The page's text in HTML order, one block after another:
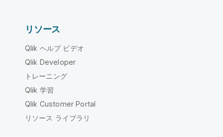
リソース
Qlik ヘルプ ビデオ
Qlik Developer
トレーニング
Qlik 学習
Qlik Customer Portal
リソース ライブラリ